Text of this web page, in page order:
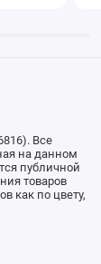
Все
на данном
публичной
товаров
как по цвету,